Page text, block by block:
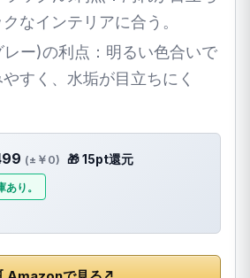
なインテリアに合う。
ー)の利点：明るい色合いで
すく、水垢が目立ちにく
(±￥0) 🎁 15pt還元
あり。